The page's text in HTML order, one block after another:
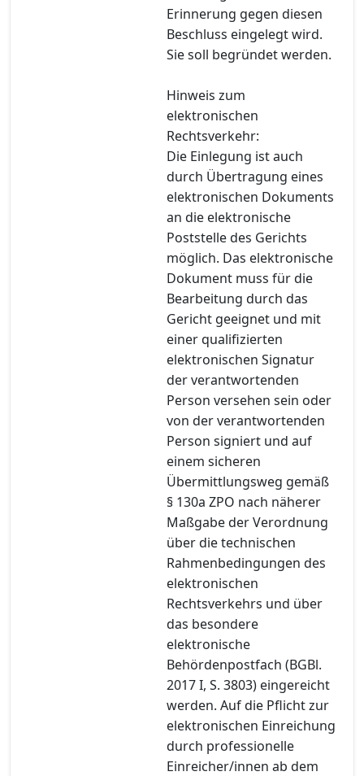
Erinnerung gegen diesen
Beschluss eingelegt wird.
Sie soll begründet werden.
Hinweis zum
elektronischen
Rechtsverkehr:
Die Einlegung ist auch
durch Übertragung eines
elektronischen Dokuments
an die elektronische
Poststelle des Gerichts
möglich. Das elektronische
Dokument muss für die
Bearbeitung durch das
Gericht geeignet und mit
einer qualifizierten
elektronischen Signatur
der verantwortenden
Person versehen sein oder
von der verantwortenden
Person signiert und auf
einem sicheren
Übermittlungsweg gemäß
§ 130a ZPO nach näherer
Maßgabe der Verordnung
über die technischen
Rahmenbedingungen des
elektronischen
Rechtsverkehrs und über
das besondere
elektronische
Behördenpostfach (BGBl.
2017 I, S. 3803) eingereicht
werden. Auf die Pflicht zur
elektronischen Einreichung
durch professionelle
Einreicher/innen ab dem